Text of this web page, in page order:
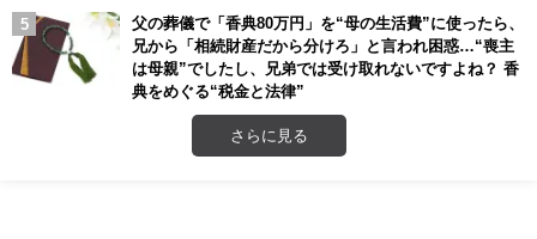
父の葬儀で「香典80万円」を“母の生活費”に使ったら、
兄から「相続財産だから分けろ」と言われ困惑…“喪主
は母親”でしたし、兄弟では受け取れないですよね？ 香
典をめぐる“税金と法律”
さらに見る